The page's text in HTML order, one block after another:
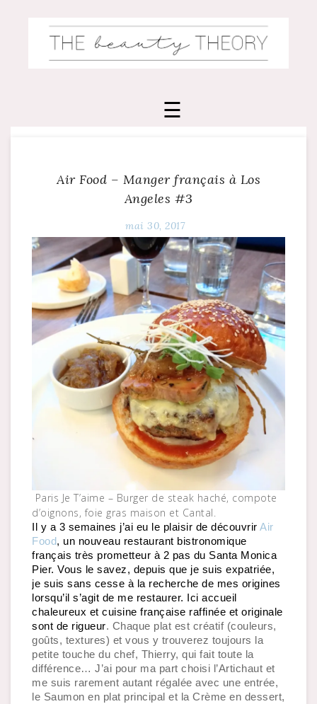
Air Food – Manger français à Los
Angeles #3
mai 30, 2017
Paris Je T’aime – Burger de steak haché, compote
d’oignons, foie gras maison et Cantal.
Il y a 3 semaines j’ai eu le plaisir de découvrir Air
Food, un nouveau restaurant bistronomique
français très prometteur à 2 pas du Santa Monica
Pier. Vous le savez, depuis que je suis expatriée,
je suis sans cesse à la recherche de mes origines
lorsqu’il s’agit de me restaurer. Ici accueil
chaleureux et cuisine française raffinée et originale
sont de rigueur. Chaque plat est créatif (couleurs,
goûts, textures) et vous y trouverez toujours la
petite touche du chef, Thierry, qui fait toute la
différence… J’ai pour ma part choisi l’Artichaut et
me suis rarement autant régalée avec une entrée,
le Saumon en plat principal et la Crème en dessert,